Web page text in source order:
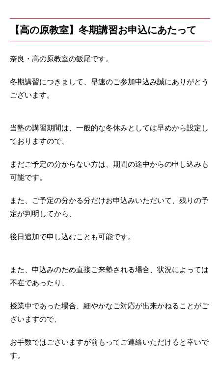
【高の原教室】冬期講習お申込にあたって
奈良・高の原教室の飯尾です。
冬期講習につきまして、早速のご参加申込み誠にありがとう
ございます。
当塾の講習期間は、一般的な冬休みとしては早めから設定し
ておりますので、
まだご予定の分からない方は、期間の途中からの申し込みも
可能です。
また、ご予定の分かる分だけお申込みいただいて、残りの予
定が判明してから、
後日追加で申し込むことも可能です。
また、申込みのため直接ご来塾される場合、状況によっては
不在であったり、
授業中であった場合、細やかなご対応が出来かねることがご
ざいますので、
お手数ではございますが前もってご連絡いただけると幸いで
す。